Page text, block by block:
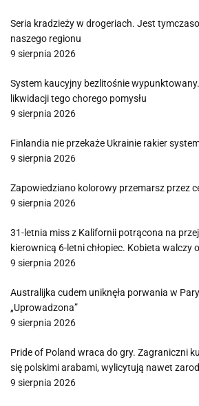
Seria kradzieży w drogeriach. Jest
naszego regionu
9 sierpnia 2026
System kaucyjny bezlitośnie wypunktowany.
likwidacji tego chorego pomysłu
9 sierpnia 2026
Finlandia nie przekaże Ukrainie rakier
9 sierpnia 2026
Zapowiedziano kolorowy przemarsz przez
9 sierpnia 2026
31-letnia miss z Kalifornii potrącona na
kierownicą 6-letni chłopiec. Kobieta walczy
9 sierpnia 2026
Australijka cudem uniknęła porwania w
„Uprowadzona”
9 sierpnia 2026
Pride of Poland wraca do gry. Zagraniczni
się polskimi arabami, wylicytują nawet
9 sierpnia 2026